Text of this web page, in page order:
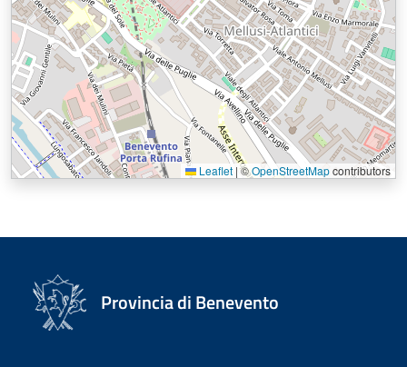
Leaflet |©OpenStreetMapcontributors
Provincia di Benevento